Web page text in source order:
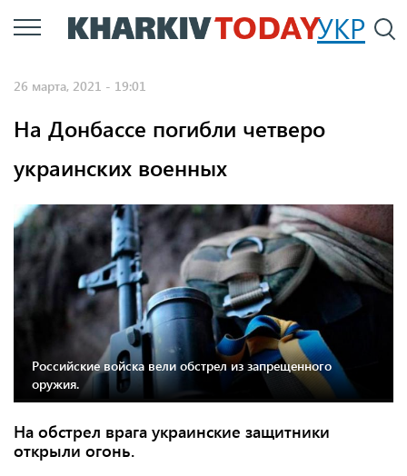
Перейти
к
УКР
26 марта, 2021 - 19:01
На Донбассе погибли четверо
украинских военных
Российские войска вели обстрел из запрещенного
оружия.
На обстрел врага украинские защитники
открыли огонь.